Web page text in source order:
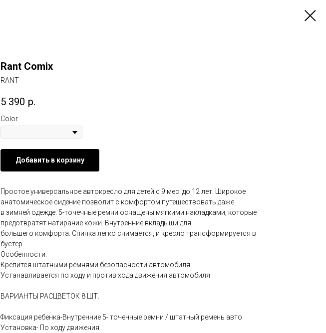
Rant Comix
RANT
5 390 р.
Color
Добавить в корзину
Простое универсальное автокресло для детей с 9 мес. до 12 лет. Широкое
анатомическое сидение позволит с комфортом путешествовать даже
в зимней одежде. 5-точечные ремни оснащены мягкими накладками, которые
предотвратят натирание кожи. Внутренние вкладыши для
большего комфорта. Спинка легко снимается, и кресло трансформируется в
бустер.
Особенности:
Крепится штатными ремнями безопасности автомобиля
Устанавливается по ходу и против хода движения автомобиля
ВАРИАНТЫ РАСЦВЕТОК 8 ШТ.
Фиксация ребенка-Внутренние 5- точечные ремни / штатный ремень авто
Установка- По ходу движения